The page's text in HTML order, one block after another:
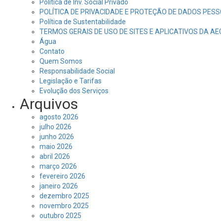
Politica de Inv. Social Privado
POLÍTICA DE PRIVACIDADE E PROTEÇÃO DE DADOS
Política de Sustentabilidade
TERMOS GERAIS DE USO DE SITES E APLICATIVOS DA
Água
Contato
Quem Somos
Responsabilidade Social
Legislação e Tarifas
Evolução dos Serviços
Arquivos
agosto 2026
julho 2026
junho 2026
maio 2026
abril 2026
março 2026
fevereiro 2026
janeiro 2026
dezembro 2025
novembro 2025
outubro 2025